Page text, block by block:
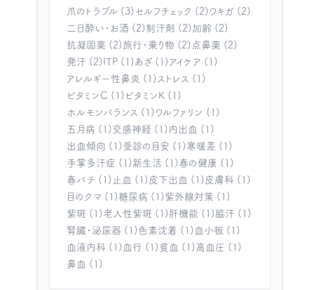
爪のトラブル (3) セルフチェック (2) ワキガ (2)
二日酔い・お酒 (2) 制汗剤 (2) 加齢 (2)
抗凝固薬 (2) 旅行・乗り物 (2) 点鼻薬 (2)
発汗 (2) ITP (1) あざ (1) アイケア (1)
アレルギー性鼻炎 (1) ストレス (1)
ビタミンC (1) ビタミンK (1)
ホルモンバランス (1) ワルファリン (1)
五月病 (1) 交感神経 (1) 内出血 (1)
出血傾向 (1) 受診の目安 (1) 寒暖差 (1)
手掌多汗症 (1) 新生活 (1) 春の健康 (1)
春バテ (1) 止血 (1) 皮下出血 (1) 皮膚科 (1)
目のクマ (1)糖尿病 (1) 紫外線対策 (1)
紫斑 (1) 老人性紫斑 (1) 肝機能 (1) 脇汗 (1)
腎臓・泌尿器 (1) 色素沈着 (1) 血小板 (1)
血液内科 (1) 血行 (1) 貧血 (1) 高血圧 (1)
鼻血 (1)